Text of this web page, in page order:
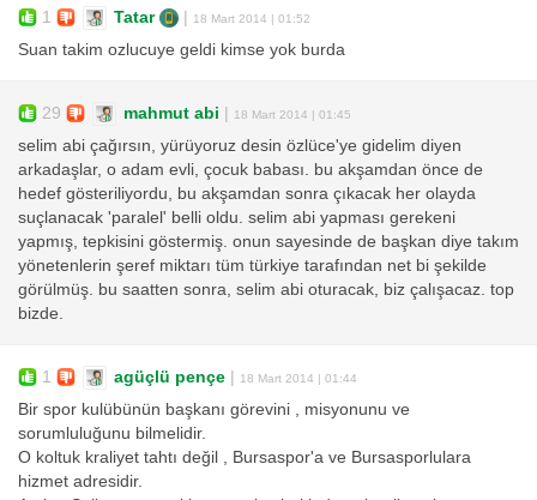
1 Tatar | 18 Mart 2014 | 01:52
Suan takim ozlucuye geldi kimse yok burda
29 mahmut abi | 18 Mart 2014 | 01:45
selim abi çağırsın, yürüyoruz desin özlüce'ye gidelim diyen
arkadaşlar, o adam evli, çocuk babası. bu akşamdan önce de
hedef gösteriliyordu, bu akşamdan sonra çıkacak her olayda
suçlanacak 'paralel' belli oldu. selim abi yapması gerekeni
yapmış, tepkisini göstermiş. onun sayesinde de başkan diye takım
yönetenlerin şeref miktarı tüm türkiye tarafından net bi şekilde
görülmüş. bu saatten sonra, selim abi oturacak, biz çalışacaz. top
bizde.
1 agüçlü pençe | 18 Mart 2014 | 01:44
Bir spor kulübünün başkanı görevini , misyonunu ve
sorumluluğunu bilmelidir.
O koltuk kraliyet tahtı değil , Bursaspor'a ve Bursasporlulara
hizmet adresidir.